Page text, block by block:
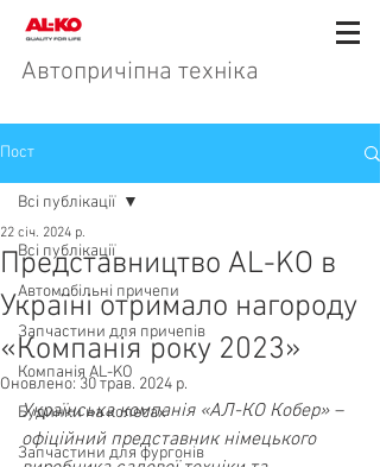
Автопричіпна техніка
Пост
Всі публікації
Автомобільні причепи
Запчастини для причепів
Компанія AL-KO
Будинки на колесах
Запчастини для фургонів
Всі публікації
Представництво AL-KO в
Україні отримало нагороду
«Компанія року 2023»
22 січ. 2024 р.
Оновлено: 30 трав. 2024 р.
Українська компанія «АЛ-КО Кобер» –
офіційний представник німецького